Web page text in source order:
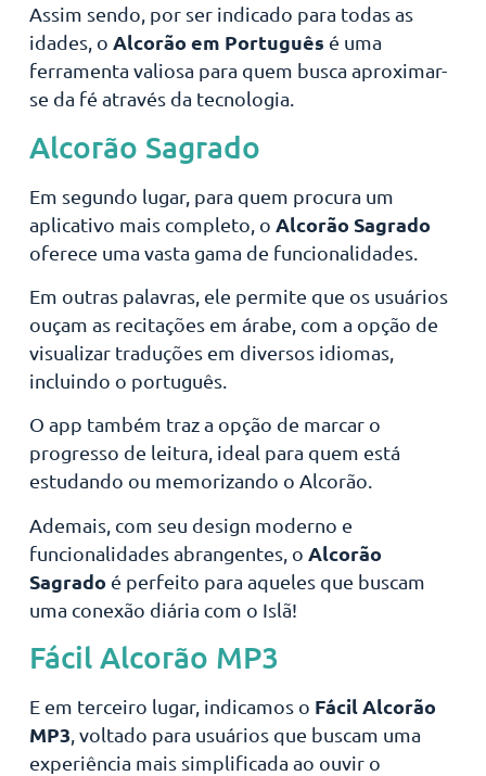
Assim sendo, por ser indicado para todas as
idades, o Alcorão em Português é uma
ferramenta valiosa para quem busca aproximar-
se da fé através da tecnologia.
Alcorão Sagrado
Em segundo lugar, para quem procura um
aplicativo mais completo, o Alcorão Sagrado
oferece uma vasta gama de funcionalidades.
Em outras palavras, ele permite que os usuários
ouçam as recitações em árabe, com a opção de
visualizar traduções em diversos idiomas,
incluindo o português.
O app também traz a opção de marcar o
progresso de leitura, ideal para quem está
estudando ou memorizando o Alcorão.
Ademais, com seu design moderno e
funcionalidades abrangentes, o Alcorão
Sagrado é perfeito para aqueles que buscam
uma conexão diária com o Islã!
Fácil Alcorão MP3
E em terceiro lugar, indicamos o Fácil Alcorão
MP3, voltado para usuários que buscam uma
experiência mais simplificada ao ouvir o